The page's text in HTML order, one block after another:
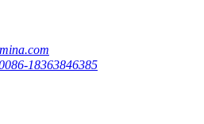
18363846385